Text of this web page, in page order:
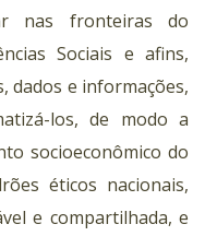
nas fronteiras do
Sociais e afins,
dados e informações,
los, de modo a
socioeconômico do
éticos nacionais,
e compartilhada, e